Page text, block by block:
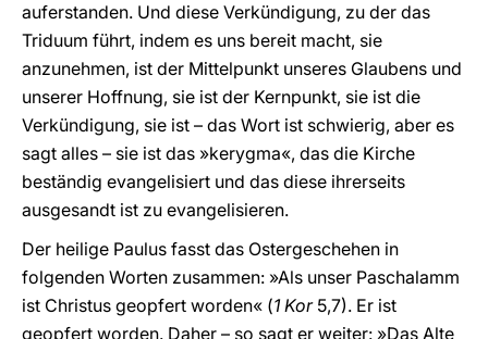
auferstanden. Und diese Verkündigung, zu der das
Triduum führt, indem es uns bereit macht, sie
anzunehmen, ist der Mittelpunkt unseres Glaubens und
unserer Hoffnung, sie ist der Kernpunkt, sie ist die
Verkündigung, sie ist – das Wort ist schwierig, aber es
sagt alles – sie ist das »kerygma«, das die Kirche
beständig evangelisiert und das diese ihrerseits
ausgesandt ist zu evangelisieren.
Der heilige Paulus fasst das Ostergeschehen in
folgenden Worten zusammen: »Als unser Paschalamm
ist Christus geopfert worden« (1 Kor 5,7). Er ist
geopfert worden. Daher – so sagt er weiter: »Das Alte